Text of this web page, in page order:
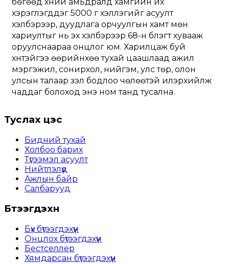
бөгөөд хүний амьдралд хамгийн их
хэрэглэгддэг 5000 үг хэллэгийг асуулт
хэлбэрээр, дуудлага орчуулгын хамт мөн
хариултыг нь эх хэлбэрээр 68-н бүлэгт хувааж
оруулснаараа онцлог юм. Харилцаж буй
хүнтэйгээ өөрийнхөө тухай цаашлаад ажил
мэргэжил, сонирхол, нийгэм, улс төр, олон
улсын талаар үзэл бодлоо чөлөөтэй илэрхийлж
чаддаг болоход энэ ном танд тусална.
Туслах цэс
Бидний тухай
Холбоо барих
Түгээмэл асуулт
Нийтлэлүүд
Ажлын байр
Салбарууд
Бүтээгдэхүүн
Бүх бүтээгдэхүүн
Онцлох бүтээгдэхүүн
Бестселлер
Хямдарсан бүтээгдэхүүн